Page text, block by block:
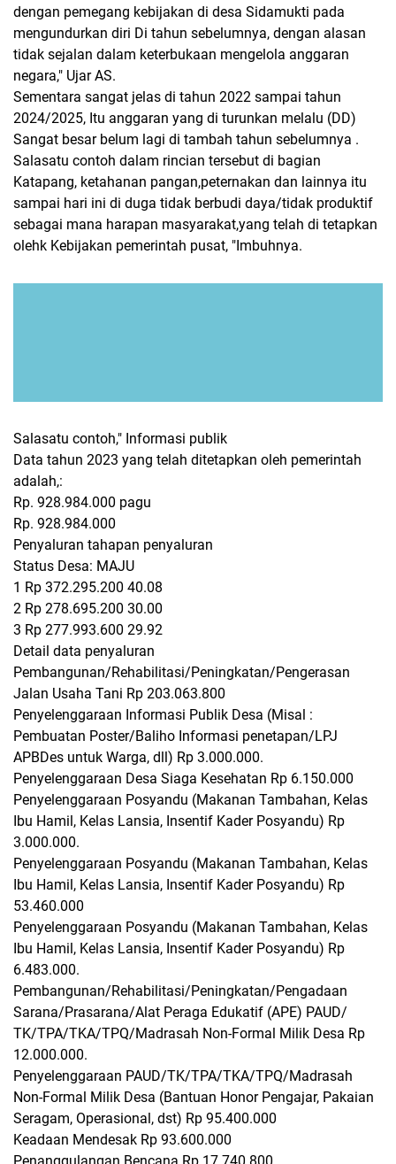
dengan pemegang kebijakan di desa Sidamukti pada
mengundurkan diri Di tahun sebelumnya, dengan alasan
tidak sejalan dalam keterbukaan mengelola anggaran
negara," Ujar AS.
Sementara sangat jelas di tahun 2022 sampai tahun
2024/2025, Itu anggaran yang di turunkan melalu (DD)
Sangat besar belum lagi di tambah tahun sebelumnya .
Salasatu contoh dalam rincian tersebut di bagian
Katapang, ketahanan pangan,peternakan dan lainnya itu
sampai hari ini di duga tidak berbudi daya/tidak produktif
sebagai mana harapan masyarakat,yang telah di tetapkan
olehk Kebijakan pemerintah pusat, "Imbuhnya.
Salasatu contoh," Informasi publik
Data tahun 2023 yang telah ditetapkan oleh pemerintah
adalah,:
Rp. 928.984.000 pagu
Rp. 928.984.000
Penyaluran tahapan penyaluran
Status Desa: MAJU
1 Rp 372.295.200 40.08
2 Rp 278.695.200 30.00
3 Rp 277.993.600 29.92
Detail data penyaluran
Pembangunan/Rehabilitasi/Peningkatan/Pengerasan
Jalan Usaha Tani Rp 203.063.800
Penyelenggaraan Informasi Publik Desa (Misal :
Pembuatan Poster/Baliho Informasi penetapan/LPJ
APBDes untuk Warga, dll) Rp 3.000.000.
Penyelenggaraan Desa Siaga Kesehatan Rp 6.150.000
Penyelenggaraan Posyandu (Makanan Tambahan, Kelas
Ibu Hamil, Kelas Lansia, Insentif Kader Posyandu) Rp
3.000.000.
Penyelenggaraan Posyandu (Makanan Tambahan, Kelas
Ibu Hamil, Kelas Lansia, Insentif Kader Posyandu) Rp
53.460.000
Penyelenggaraan Posyandu (Makanan Tambahan, Kelas
Ibu Hamil, Kelas Lansia, Insentif Kader Posyandu) Rp
6.483.000.
Pembangunan/Rehabilitasi/Peningkatan/Pengadaan
Sarana/Prasarana/Alat Peraga Edukatif (APE) PAUD/
TK/TPA/TKA/TPQ/Madrasah Non-Formal Milik Desa Rp
12.000.000.
Penyelenggaraan PAUD/TK/TPA/TKA/TPQ/Madrasah
Non-Formal Milik Desa (Bantuan Honor Pengajar, Pakaian
Seragam, Operasional, dst) Rp 95.400.000
Keadaan Mendesak Rp 93.600.000
Penanggulangan Bencana Rp 17.740.800